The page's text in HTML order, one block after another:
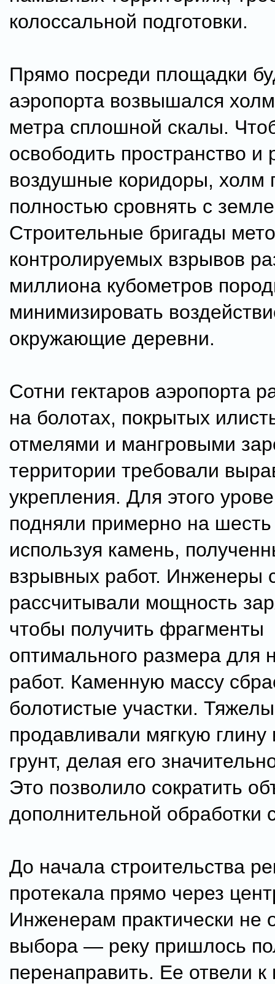
колоссальной подготовки.
Прямо посреди площадки
аэропорта возвышался
метра сплошной скалы.
освободить пространство и
воздушные коридоры, холм
полностью сровнять с
Строительные бригады
контролируемых взрывов
миллиона кубометров
минимизировать
окружающие деревни.
Сотни гектаров аэропорта
на болотах, покрытых
отмелями и мангровыми
территории требовали
укрепления. Для этого
подняли примерно на
используя камень,
взрывных работ. Инженеры
рассчитывали мощность
чтобы получить фрагменты
оптимального размера для
работ. Каменную массу
болотистые участки.
продавливали мягкую глину
грунт, делая его
Это позволило сократить
дополнительной обработки
До начала строительства
протекала прямо через
Инженерам практически не
выбора — реку пришлось
перенаправить. Ее отвели к